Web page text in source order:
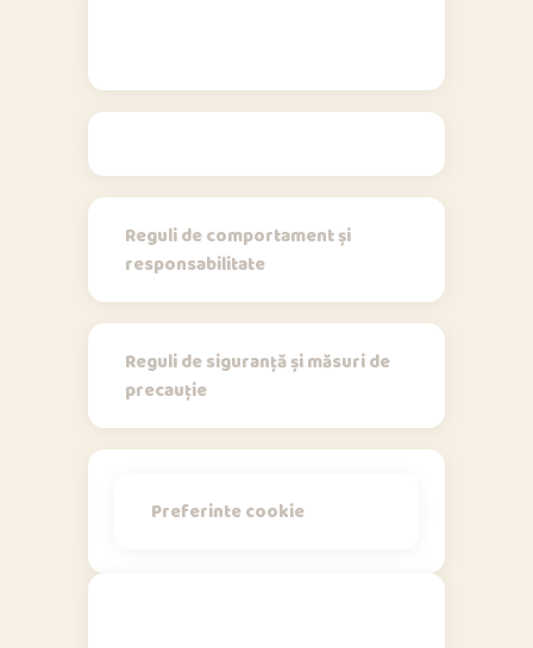
Reguli de comportament și
responsabilitate
Reguli de siguranță și măsuri de
precauție
Preferinte cookie